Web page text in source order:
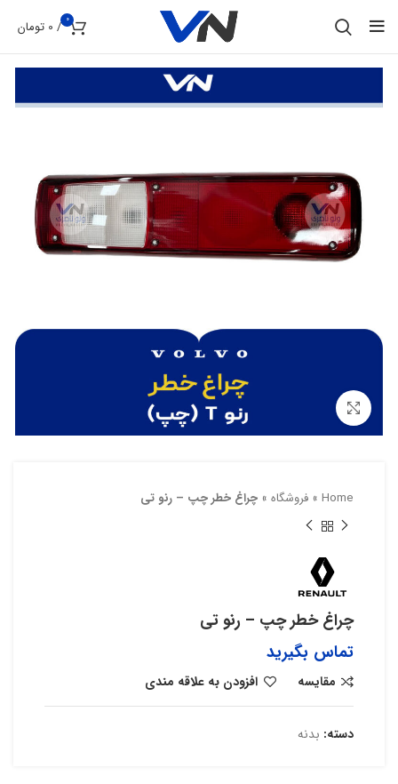
0
/
0 تومان
Home
» فروشگاه » چراغ خطر چپ – رنو تی
چراغ خطر چپ – رنو تی
تماس بگیرید
مقایسه افزودن به علاقه مندی
دسته: بدنه